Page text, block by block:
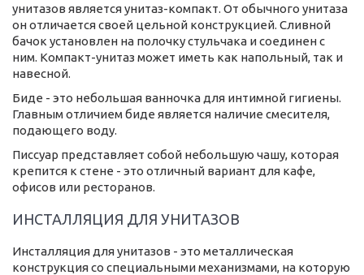
унитазов является унитаз-компакт. От обычного унитаза
он отличается своей цельной конструкцией. Сливной
бачок установлен на полочку стульчака и соединен с
ним. Компакт-унитаз может иметь как напольный, так и
навесной.
Биде - это небольшая ванночка для интимной гигиены.
Главным отличием биде является наличие смесителя,
подающего воду.
Писсуар представляет собой небольшую чашу, которая
крепится к стене - это отличный вариант для кафе,
офисов или ресторанов.
ИНСТАЛЛЯЦИЯ ДЛЯ УНИТАЗОВ
Инсталляция для унитазов - это металлическая
конструкция со специальными механизмами, на которую